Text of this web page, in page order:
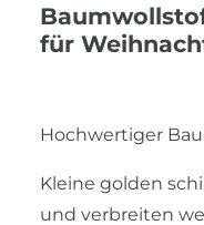
für
Hochwertiger
Kleine golden
und verbreiten